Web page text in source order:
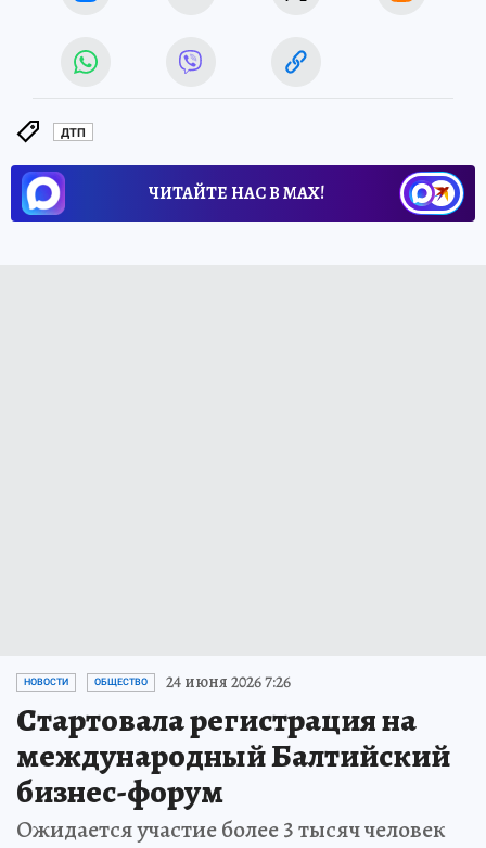
ДТП
ЧИТАЙТЕ НАС В МАХ!
НОВОСТИ ОБЩЕСТВО 24 июня 2026 7:26
Стартовала регистрация на
международный Балтийский
бизнес-форум
Ожидается участие более 3 тысяч человек